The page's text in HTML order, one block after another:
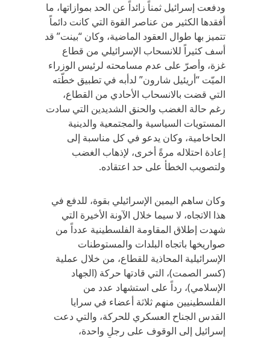
ودفعت إسرائيل ثمناً زائداً عن الحد بموازاتها، ما
أفقدها الكثير من عناصر القوة التي كانت دائماً
تتميز بها طوال العقود الماضية، وكان “بينت” قد
أسف كثيراً للانسحاب الإسرائيلي من قطاع
غزة، وأصرّ على عدم مسامحته لرئيس الوزراء
الميّت “أريئيل شارون” لدأبه في تطبيق خطّته
التي قضت بالانسحاب الأحادي من القطاع،
رغم حالة الغضب والحنق الشديدين التي سادت
المستويات السياسية والمجتمعية والدينية
الحاخامية، وكان يدعو في كل مناسبة إلى
إعادة احتلاله مرةً أخرى، لإذهاب الغضب
ولتصويب الخطأ على حد اعتقاده.
وكان ساهم اليمين الإسرائيلي بقوة، للدفع في
هذا الاتجاه، لا سيما خلال الآونة الأخيرة التي
شهدت إطلاق المقاومة الفلسطينية عدداً من
صواريخها باتجاه البلدات والمستوطنات
الإسرائيلية المحاذية للقطاع، من خلال عملية
(كسر الصمت)، التي قادتها حركة (الجهاد
الإسلامي)، رداً على استشهاد عدد من
الفلسطينيين منهم ثلاثة أعضاء في سرايا
القدس الجناح العسكري للحركة، والتي دعت
إسرائيل إلى الوقوف على رجلٍ واحدة،